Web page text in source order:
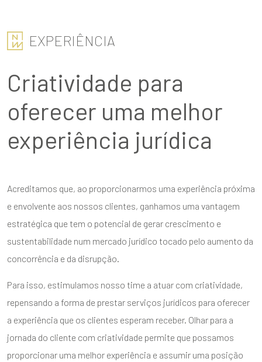
EXPERIÊNCIA
Criatividade para
oferecer uma melhor
experiência jurídica
Acreditamos que, ao proporcionarmos uma experiência próxima
e envolvente aos nossos clientes, ganhamos uma vantagem
estratégica que tem o potencial de gerar crescimento e
sustentabilidade num mercado jurídico tocado pelo aumento da
concorrência e da disrupção.
Para isso, estimulamos nosso time a atuar com criatividade,
repensando a forma de prestar serviços jurídicos para oferecer
a experiência que os clientes esperam receber. Olhar para a
jornada do cliente com criatividade permite que possamos
proporcionar uma melhor experiência e assumir uma posição